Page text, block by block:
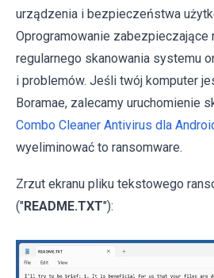
urządzenia i bezpieczeństwa
Oprogramowanie zabezpieczające
regularnego skanowania systemu
i problemów. Jeśli twój komputer
Boramae, zalecamy uruchomienie
Combo Cleaner Antivirus dla
wyeliminować to ransomware.
Zrzut ekranu pliku tekstowego
("README.TXT"):